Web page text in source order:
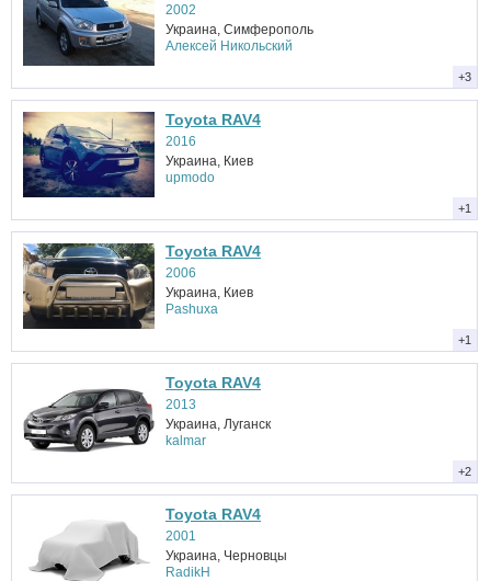
+3
2002
Украина, Симферополь
Алексей Никольский
+1
Toyota RAV4
2016
Украина, Киев
upmodo
+1
Toyota RAV4
2006
Украина, Киев
Pashuxa
+2
Toyota RAV4
2013
Украина, Луганск
kalmar
Toyota RAV4
2001
Украина, Черновцы
RadikH